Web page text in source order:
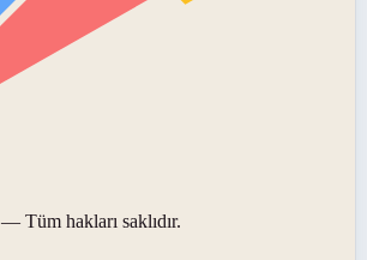
— Tüm hakları saklıdır.